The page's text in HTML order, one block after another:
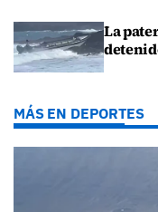
La
MÁS EN DEPORTES